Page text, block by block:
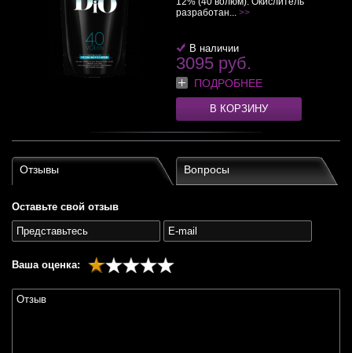
разработан... >>
В наличии
3095 руб.
ПОДРОБНЕЕ
В КОРЗИНУ
Отзывы Вопросы
Оставьте свой отзыв
Ваша оценка: